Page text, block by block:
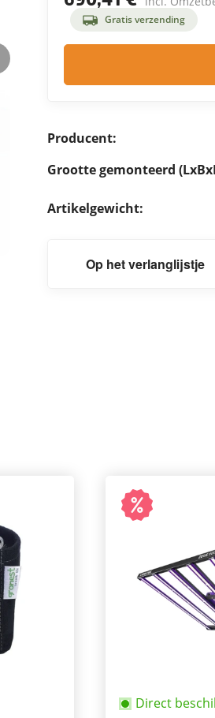
Gratis verzending
Producent:
Grootte gemonteerd
Artikelgewicht:
Op het verlanglijstje
Direct